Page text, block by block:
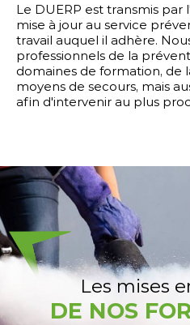
Le DUERP est transmis
mise à jour au service
travail auquel il adhère.
professionnels de la
domaines de formation, de
moyens de secours, mais
afin d'intervenir au plus
Les mises
DE NOS